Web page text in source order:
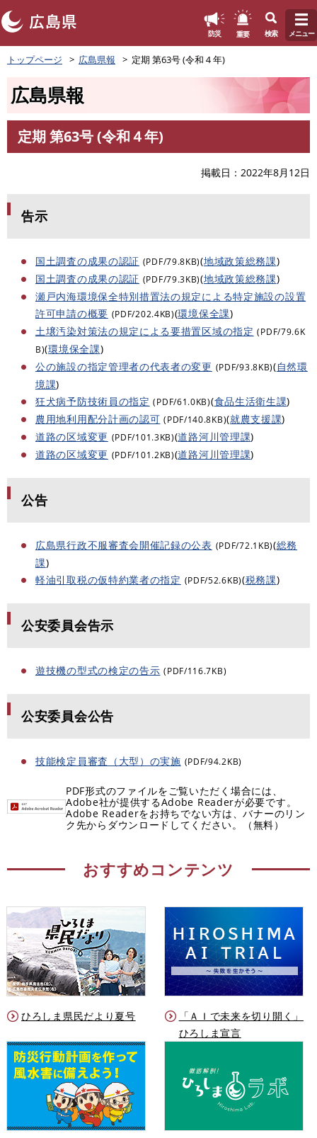
ペ
ー
頭
す
防災 重要 検索 メニュー
トップページ 広島県報 定期 第63号 (令和４年)
広島県報
文
定期 第63号 (令和４年)
掲載日 2022年8月12日
告示
国土調査の成果の認証 (PDF/79.8KB)(地域政策総務課)
国土調査の成果の認証 (PDF/79.3KB)(地域政策総務課)
瀬戸内海環境保全特別措置法の規定による特定施設の設置
許可申請の概要 (PDF/202.4KB)(環境保全課)
土壌汚染対策法の規定による要措置区域の指定 (PDF/79.6K
B)(環境保全課)
公の施設の指定管理者の代表者の変更 (PDF/93.8KB)(自然環
境課)
狂犬病予防技術員の指定 (PDF/61.0KB)(食品生活衛生課)
農用地利用配分計画の認可 (PDF/140.8KB)(就農支援課)
道路の区域変更 (PDF/101.3KB)(道路河川管理課)
道路の区域変更 (PDF/101.2KB)(道路河川管理課)
公告
広島県行政不服審査会開催記録の公表 (PDF/72.1KB)(総務
課)
軽油引取税の仮特約業者の指定 (PDF/52.6KB)(税務課)
公安委員会告示
遊技機の型式の検定の告示 (PDF/116.7KB)
公安委員会公告
技能検定員審査（大型）の実施 (PDF/94.2KB)
PDF形式のファイルをご覧いただく場合には、
Adobe社が提供するAdobe Readerが必要です。
Adobe Readerをお持ちでない方は、バナーのリン
ク先からダウンロードしてください。（無料）
おすすめコンテンツ
ひろしま県民だより夏号
「ＡＩで未来を切り開く」
ひろしま宣言